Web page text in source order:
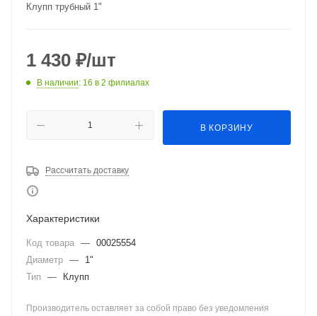
Клупп трубный 1"
1 430 ₽/шт
В наличии: 16 в 2 филиалах
В КОРЗИНУ
Рассчитать доставку
Характеристики
Код товара — 00025554
Диаметр —
1"
Тип
— Клупп
Производитель оставляет за собой право без уведомления